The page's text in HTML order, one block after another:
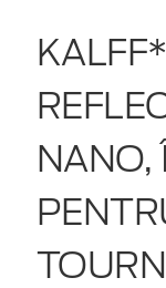
NANO,